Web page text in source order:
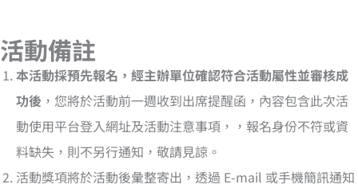
活動備註
本活動採預先報名，經主辦單位確認符合活動屬性並審核成
功後 ，您將於活動前一週收到出席提醒函，內容包含此次活
動使用平台登入網址及活動注意事項，，報名身份不符或資
料缺失，則不另行通知，敬請見諒。
活動獎項將於活動後彙整寄出，透過 E-mail 或手機簡訊通知